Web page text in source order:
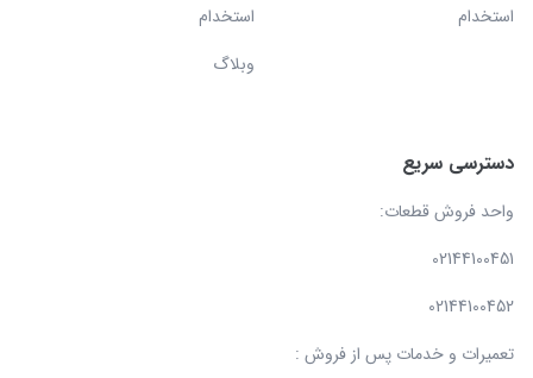
استخدام
استخدام
وبلاگ
دسترسی سریع
واحد فروش قطعات:
02144100451
02144100452
تعمیرات و خدمات پس از فروش :